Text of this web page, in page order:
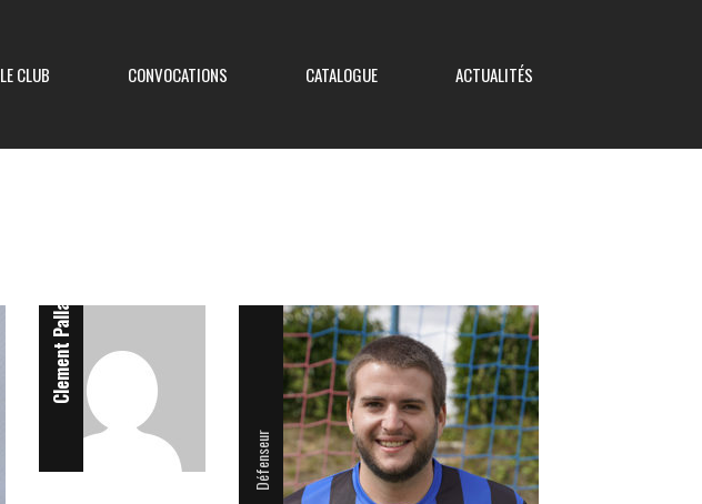
Classement Div 3
Classement Div 4
Classement Div 5
Coupe Nouvelle Aquitaine
Coupe des Deux-Sèvres
Coupe Saboureau
Coupe des Réserves
LE CLUB CONVOCATIONS CATALOGUE ACTUALITÉS
Clement Pallard
Défenseur